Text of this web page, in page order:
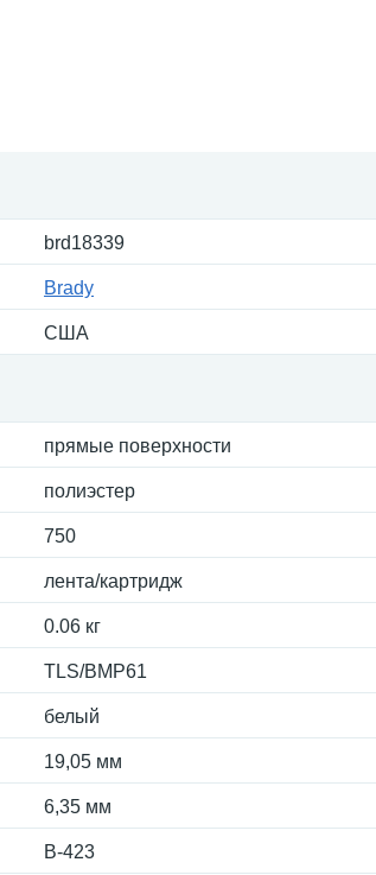
brd18339
Brady
США
прямые поверхности
полиэстер
750
лента/картридж
0.06 кг
TLS/BMP61
белый
19,05 мм
6,35 мм
B-423